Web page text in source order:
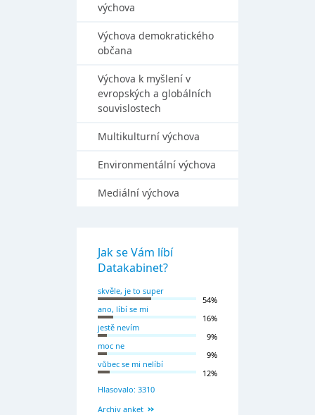
výchova
Výchova demokratického
občana
Výchova k myšlení v
evropských a globálních
souvislostech
Multikulturní výchova
Environmentální výchova
Mediální výchova
Jak se Vám líbí
Datakabinet?
skvěle, je to super
54%
ano, líbí se mi
16%
jestě nevím
9%
moc ne
9%
vůbec se mi nelíbí
12%
Hlasovalo: 3310
Archiv anket